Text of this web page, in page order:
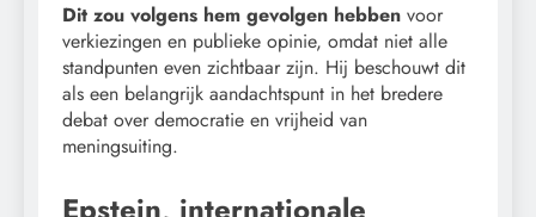
Dit zou volgens hem gevolgen hebben voor
verkiezingen en publieke opinie, omdat niet alle
standpunten even zichtbaar zijn. Hij beschouwt dit
als een belangrijk aandachtspunt in het bredere
debat over democratie en vrijheid van
meningsuiting.